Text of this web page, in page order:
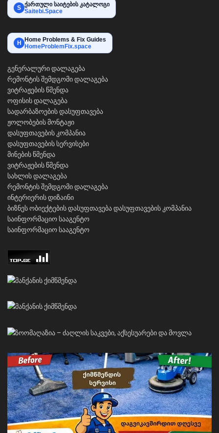
S ქართული საიტების კატალოგი
Saitebi.Space
H Home Problems & Fix Guides
HomeProblemFix.space
გენერალური დალაგება
რემონტის შემდგომი დალაგება
ვიტრაჟების წმენდა
ოფისის დალაგება
სადარბაზოების დასუფთავება
ჟოლობების მონტაჟი
დასუფთავების კომპანია
დასუფთავების სერვისები
მინების წმენდა
ვიტრაჟების წმენდა
სახლის დალაგება
რემონტის შემდგომი დალაგება
ინტერიერის დიზაინი
ბიზნეს ობიექტების დასუფთავებადასუფთავების კომპანია
საინფორმაციო სააგენტო
საინფორმაციო სააგენტო